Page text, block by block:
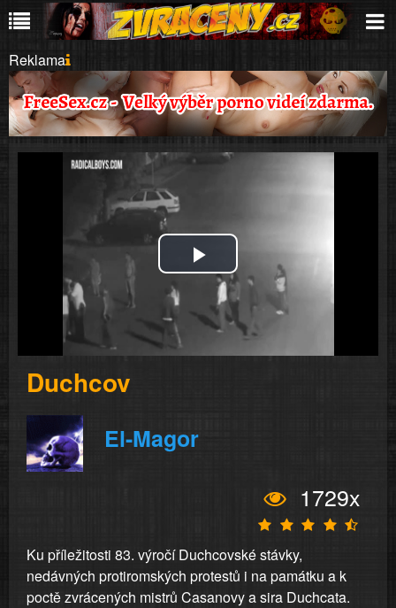
Reklama
Play
Video
Duchcov
El-Magor
1729x
Ku příležitosti 83. výročí Duchcovské stávky,
nedávných protiromských protestů i na památku a k
poctě zvrácených mistrů Casanovy a sira Duchcata.